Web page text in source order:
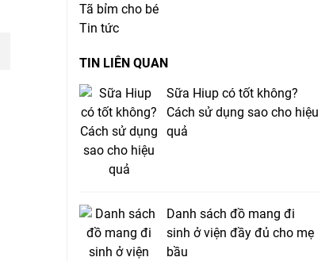
Tã bỉm cho bé
Tin tức
TIN LIÊN QUAN
Sữa Hiup có tốt không?
Cách sử dụng sao cho hiệu
quả
Danh sách đồ mang đi
sinh ở viện đầy đủ cho mẹ
bầu